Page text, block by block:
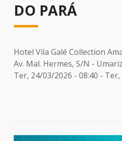
DO PARÁ
Hotel Vila Galé Collection
Av. Mal. Hermes, S/N -
Ter, 24/03/2026 - 08:40 - Ter,